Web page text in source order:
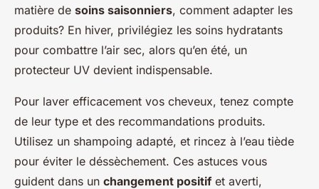
matière de soins saisonniers, comment adapter les
produits? En hiver, privilégiez les soins hydratants
pour combattre l’air sec, alors qu’en été, un
protecteur UV devient indispensable.
Pour laver efficacement vos cheveux, tenez compte
de leur type et des recommandations produits.
Utilisez un shampoing adapté, et rincez à l’eau tiède
pour éviter le déssèchement. Ces astuces vous
guident dans un changement positif et averti,